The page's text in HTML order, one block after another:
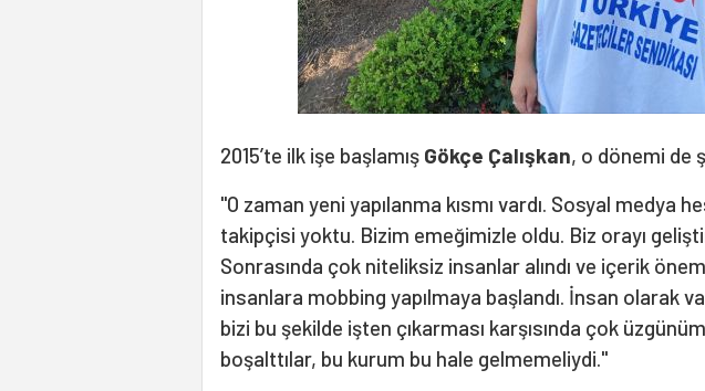
2015’te ilk işe başlamış Gökçe Çalışkan, o dönemi de
"O zaman yeni yapılanma kısmı vardı. Sosyal medya
takipçisi yoktu. Bizim emeğimizle oldu. Biz orayı
Sonrasında çok niteliksiz insanlar alındı ve içerik
insanlara mobbing yapılmaya başlandı. İnsan olarak
bizi bu şekilde işten çıkarması karşısında çok
boşalttılar, bu kurum bu hale gelmemeliydi."